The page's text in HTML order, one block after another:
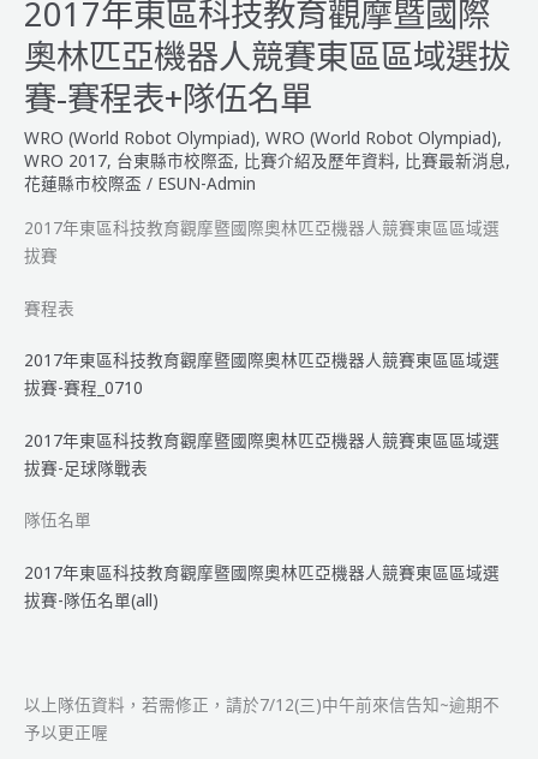
技
教
育
觀
摩
暨
國
際
奧
匹
機
器
競
賽
區
域
選
獎
名
2017年東區科技教育觀摩暨國際
奧林匹亞機器人競賽東區區域選拔
賽-賽程表+隊伍名單
WRO (World Robot Olympiad), WRO (World Robot Olympiad),
WRO 2017, 台東縣市校際盃, 比賽介紹及歷年資料, 比賽最新消息,
花蓮縣市校際盃 / ESUN-Admin
2017年東區科技教育觀摩暨國際奧林匹亞機器人競賽東區區域選
拔賽
賽程表
2017年東區科技教育觀摩暨國際奧林匹亞機器人競賽東區區域選
拔賽-賽程_0710
2017年東區科技教育觀摩暨國際奧林匹亞機器人競賽東區區域選
拔賽-足球隊戰表
隊伍名單
2017年東區科技教育觀摩暨國際奧林匹亞機器人競賽東區區域選
拔賽-隊伍名單(all)
以上隊伍資料，若需修正，請於7/12(三)中午前來信告知~逾期不
予以更正喔